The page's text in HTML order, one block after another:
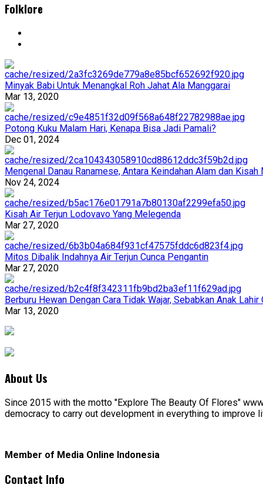
Folklore
Minyak Babi Untuk Menangkal Roh Jahat Ala Manggarai
Mar 13, 2020
Potong Kuku Malam Hari, Kenapa Bisa Jadi Pamali?
Dec 01, 2024
Mengenal Danau Ranamese, Antara Keindahan Alam dan
Nov 24, 2024
Kisah Air Terjun Lodovavo Yang Melegenda
Mar 27, 2020
Mitos Dibalik Indahnya Air Terjun Cunca Pengantin
Mar 27, 2020
Berburu Hewan Dengan Cara Tidak Wajar, Sebabkan Anak Lahir
Mar 13, 2020
About Us
Since 2015 with the motto "Explore The Beauty Of Flores"
democracy to carry out development in everything to improve
Member of Media Online Indonesia
Contact Info